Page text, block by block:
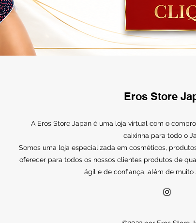
Eros Store
A Eros Store Japan é uma loja virtual com o
caixinha para todo o
Somos uma loja especializada em cosméticos,
oferecer para todos os nossos clientes produtos de
ágil e de confiança, além de muito